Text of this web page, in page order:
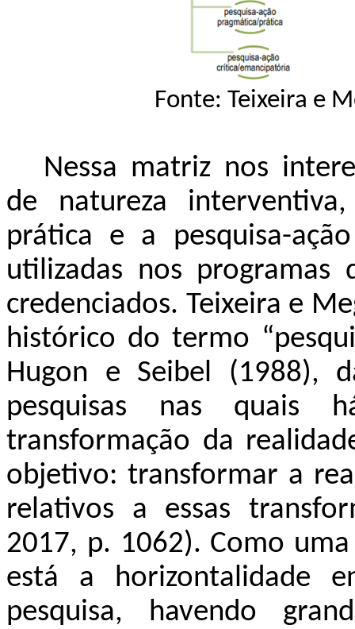
Fonte: Teixeira e
Nessa matriz nos
de natureza
prática e a pesquisa-
utilizadas nos programas
credenciados. Teixeira e
histórico do termo
Hugon e Seibel (1988),
pesquisas nas quais
transformação da
objetivo: transformar a
relativos a essas
2017, p. 1062). Como
está a horizontalidade
pesquisa, havendo